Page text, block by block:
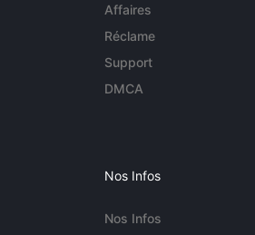
Affaires
Réclame
Support
DMCA
Nos Infos
Nos Infos